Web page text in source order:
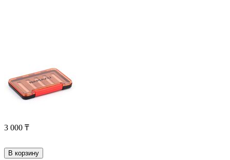
3 000 ₸
В корзину